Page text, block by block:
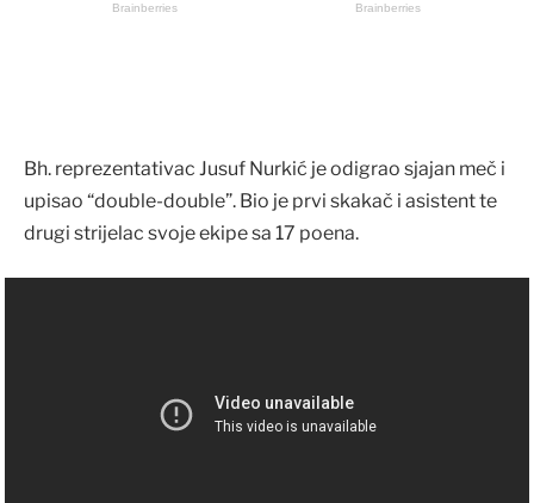
Bh. reprezentativac Jusuf Nurkić je odigrao sjajan meč i
upisao “double-double”. Bio je prvi skakač i asistent te
drugi strijelac svoje ekipe sa 17 poena.